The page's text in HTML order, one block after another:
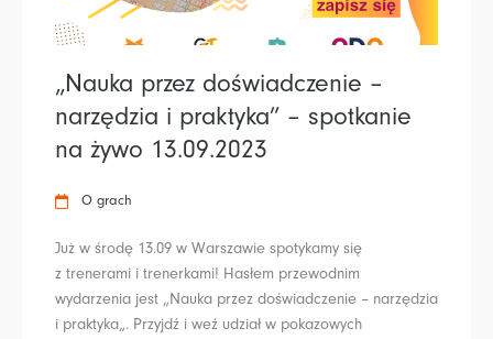
„Nauka przez doświadczenie –
narzędzia i praktyka” – spotkanie
na żywo 13.09.2023
O grach
Już w środę 13.09 w Warszawie spotykamy się
z trenerami i trenerkami! Hasłem przewodnim
wydarzenia jest „Nauka przez doświadczenie – narzędzia
i praktyka„. Przyjdź i weź udział w pokazowych